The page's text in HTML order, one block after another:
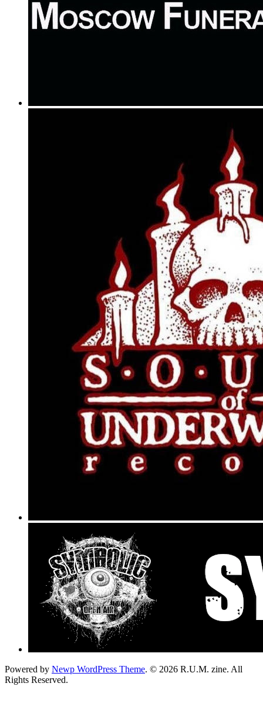
Powered by Newp WordPress Theme. © 2026 R.U.M. zine. All
Rights Reserved.